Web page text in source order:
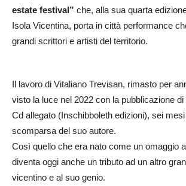
estate festival” che, alla sua quarta
Isola Vicentina, porta in città performance
grandi scrittori e artisti del territorio.
Il lavoro di Vitaliano Trevisan, rimasto per
visto la luce nel 2022 con la pubblicazione
Cd allegato (Inschibboleth edizioni), sei
scomparsa del suo autore.
Così quello che era nato come un omaggio
diventa oggi anche un tributo ad un altro
vicentino e al suo genio.